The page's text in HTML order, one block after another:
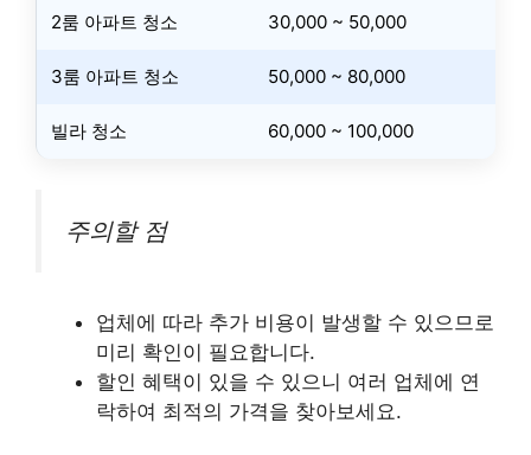
2룸 아파트 청소 30,000 ~ 50,000
3룸 아파트 청소 50,000 ~ 80,000
빌라 청소 60,000 ~ 100,000
주의할 점
업체에 따라 추가 비용이 발생할 수 있으므로
미리 확인이 필요합니다.
할인 혜택이 있을 수 있으니 여러 업체에 연
락하여 최적의 가격을 찾아보세요.